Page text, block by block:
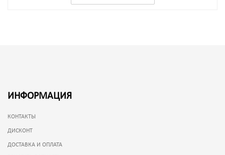
ИНФОРМАЦИЯ
КОНТАКТЫ
ДИСКОНТ
ДОСТАВКА И ОПЛАТА